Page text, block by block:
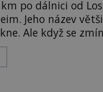
po dálnici od
Jeho název
Ale když se
Zábavní park vyroste
místě bývalého